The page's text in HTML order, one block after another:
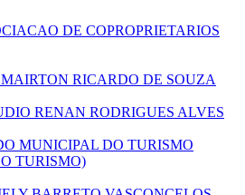
DE COPROPRIETARIOS
MAIRTON RICARDO DE SOUZA
RENAN RODRIGUES ALVES
MUNICIPAL DO TURISMO
TURISMO)